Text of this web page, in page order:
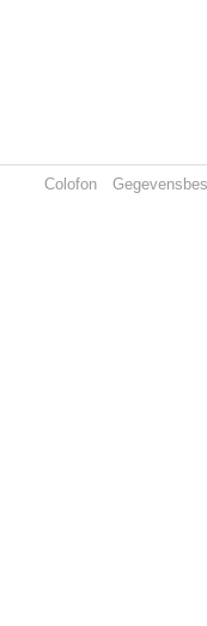
Colofon